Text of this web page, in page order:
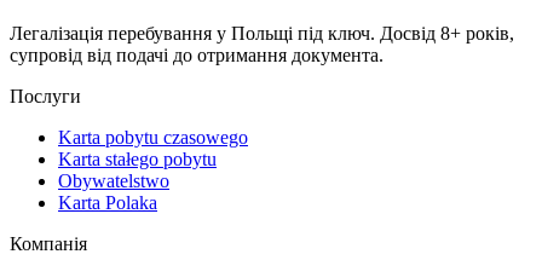
Легалізація перебування у Польщі під ключ. Досвід 8+ років,
супровід від подачі до отримання документа.
Послуги
Karta pobytu czasowego
Karta stałego pobytu
Obywatelstwo
Karta Polaka
Компанія